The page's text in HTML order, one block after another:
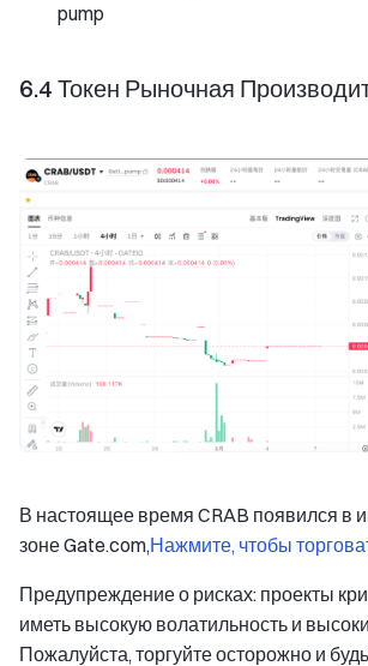
pump
6.4 Токен Рыночная
В настоящее время CRAB появился в
зоне Gate.com,Нажмите, чтобы
Предупреждение о рисках: проекты
иметь высокую волатильность и
Пожалуйста, торгуйте осторожно и